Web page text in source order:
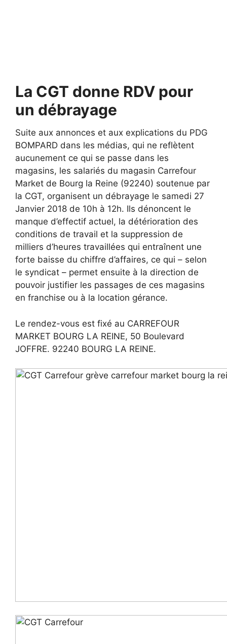
La CGT donne RDV pour
un débrayage
Suite aux annonces et aux explications du PDG
BOMPARD dans les médias, qui ne reflètent
aucunement ce qui se passe dans les
magasins, les salariés du magasin Carrefour
Market de Bourg la Reine (92240) soutenue par
la CGT, organisent un débrayage le samedi 27
Janvier 2018 de 10h à 12h. Ils dénoncent le
manque d’effectif actuel, la détérioration des
conditions de travail et la suppression de
milliers d’heures travaillées qui entraînent une
forte baisse du chiffre d’affaires, ce qui – selon
le syndicat – permet ensuite à la direction de
pouvoir justifier les passages de ces magasins
en franchise ou à la location gérance.
Le rendez-vous est fixé au CARREFOUR
MARKET BOURG LA REINE, 50 Boulevard
JOFFRE. 92240 BOURG LA REINE.